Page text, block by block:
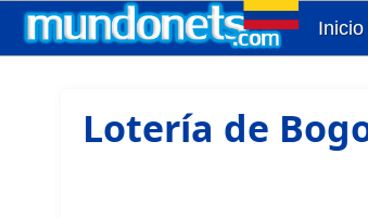
Inicio
Lotería de